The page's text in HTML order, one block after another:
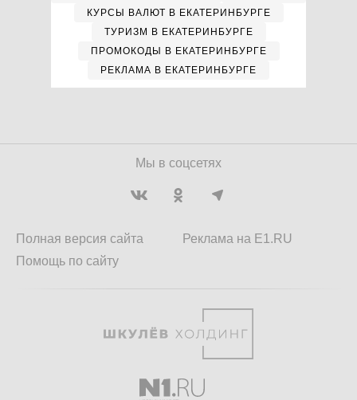
КУРСЫ ВАЛЮТ В ЕКАТЕРИНБУРГЕ
ТУРИЗМ В ЕКАТЕРИНБУРГЕ
ПРОМОКОДЫ В ЕКАТЕРИНБУРГЕ
РЕКЛАМА В ЕКАТЕРИНБУРГЕ
Мы в соцсетях
Полная версия сайта
Помощь по сайту
Реклама на E1.RU